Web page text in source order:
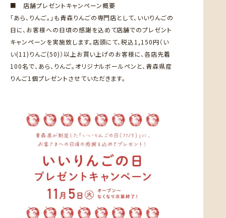
■ 店舗プレゼントキャンペーン概要
「あら、りんご。」も青森りんごの専門店として、いいりんごの
日に、お客様への日頃の感謝を込めて店舗でのプレゼント
キャンペーンを実施致します。店頭にて、税込1,150円（い
い(11)りんご(50)）以上お買い上げのお客様に、各店先着
100名で、あら、りんご。オリジナルボールペンと、青森県産
りんご1個プレゼントさせていただきます。